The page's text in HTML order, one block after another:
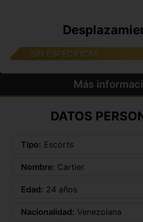
SIN ESPECIFICAR
Más
DATOS
Tipo: Escorts
Nombre: Cartier
Edad: 24 años
Nacionalidad: Venezolana